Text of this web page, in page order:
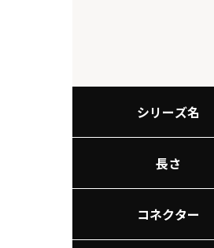
シリーズ名
長さ
コネクター